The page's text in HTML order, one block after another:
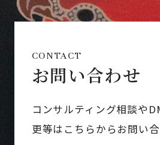
CONTACT
お問い合わせ
コンサルティング相談や
更等はこちらからお問い合